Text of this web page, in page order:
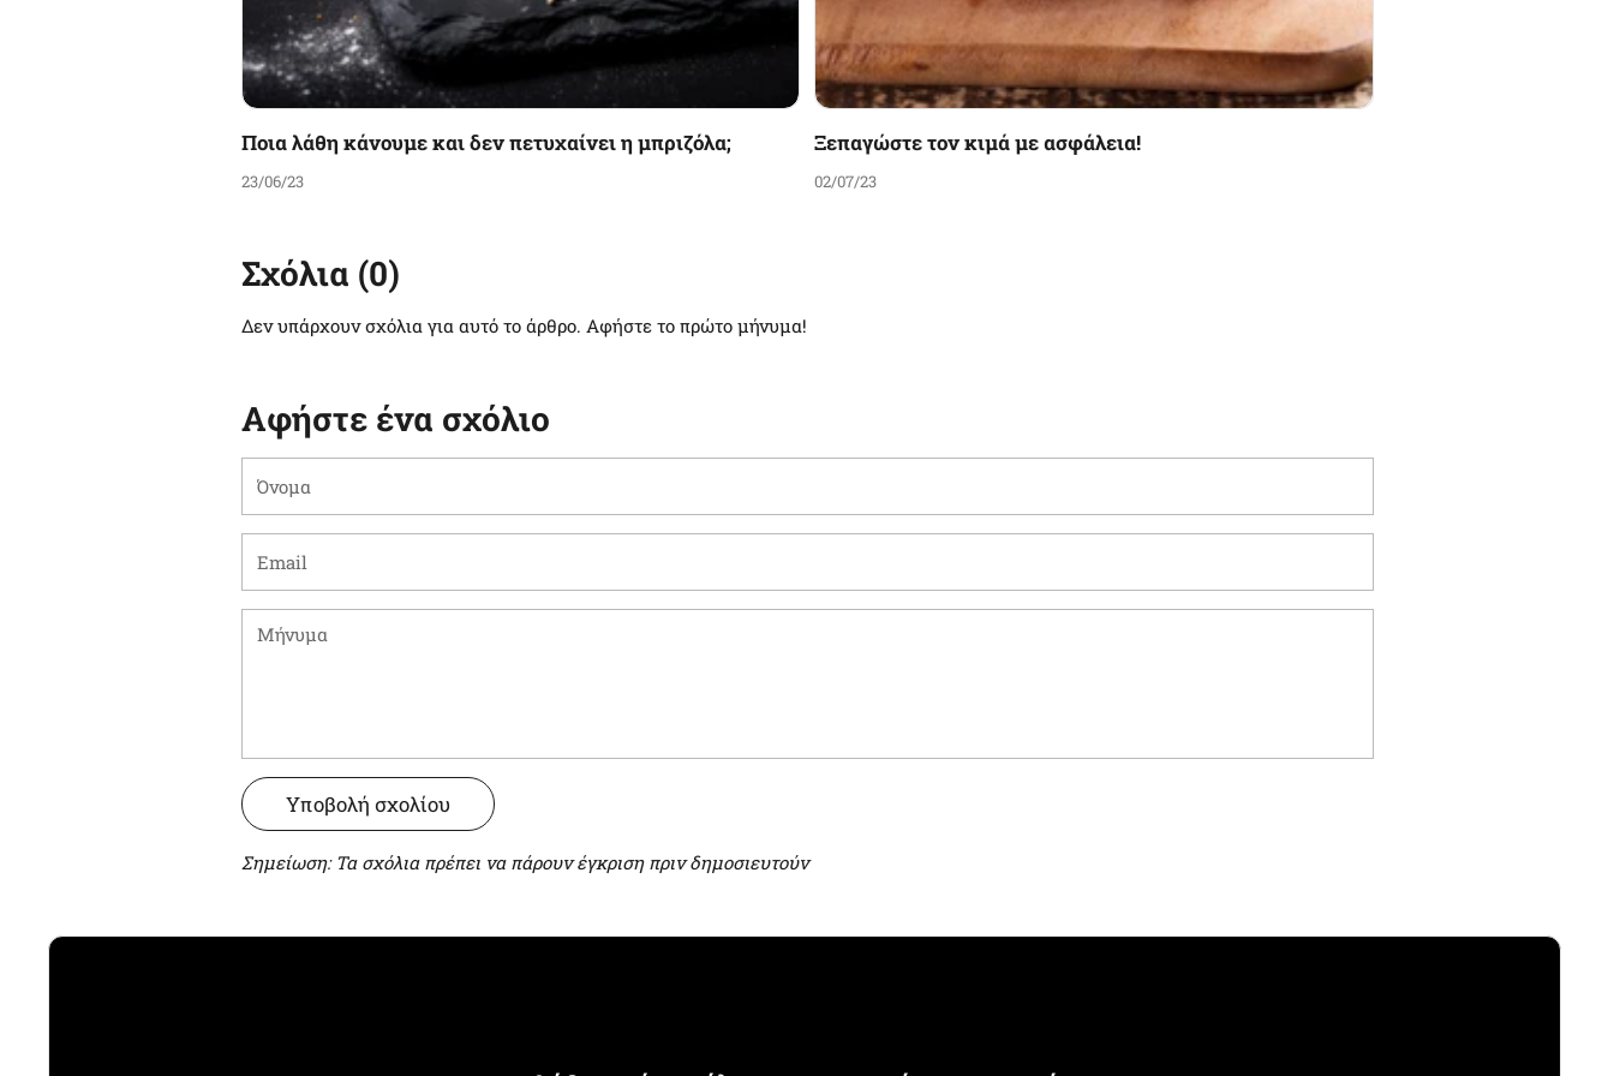
Ποια λάθη κάνουμε και δεν πετυχαίνει η μπριζόλα;
23/06/23
Ξεπαγώστε τον κιμά με ασφάλεια!
02/07/23
Σχόλια (0)
Δεν υπάρχουν σχόλια για αυτό το άρθρο. Αφήστε το πρώτο μήνυμα!
Αφήστε ένα σχόλιο
Μήνυμα
Υποβολή σχολίου
Σημείωση: Τα σχόλια πρέπει να πάρουν έγκριση πριν δημοσιευτούν